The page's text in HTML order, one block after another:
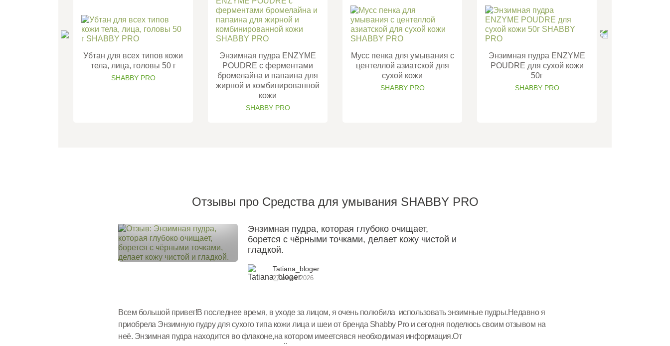
Убтан для всех типов кожи
тела, лица, головы 50 г
SHABBY PRO
Энзимная пудра ENZYME
POUDRE с ферментами
бромелайна и папаина для
жирной и комбинированной
кожи
SHABBY PRO
Мусс пенка для умывания с
центеллой азиатской для
сухой кожи
SHABBY PRO
Энзимная пудра ENZYME
POUDRE для сухой кожи
50г
SHABBY PRO
Отзывы про Средства для умывания SHABBY PRO
Энзимная пудра, которая глубоко очищает,
борется с чёрными точками, делает кожу чистой и
гладкой.
Tatiana_bloger
27 июля 2026
Всем большой привет!В последнее время, в уходе за лицом, я очень полюбила использовать энзимные пудры.Недавно я
приобрела Энзимную пудру для сухого типа кожи лица и шеи от бренда Shabby Pro и сегодня поделюсь своим отзывом на
неё. Энзимная пудра находится во флаконе,на котором имеетсявся необходимая информация.От